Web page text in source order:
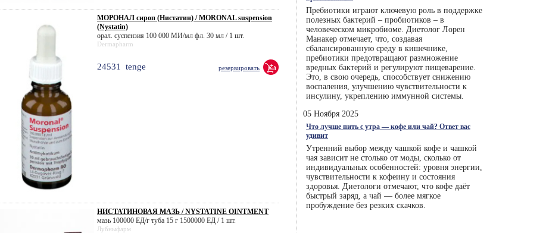
МОРОНАЛ сироп (Нистатин) / MORONAL suspension
(Nystatin)
орал. суспензия 100 000 МИ/мл фл. 30 мл / 1 шт.
Dermapharm
24531 tenge резервировать
НИСТАТИНОВАЯ МАЗЬ / NYSTATINE OINTMENT
мазь 100000 ЕД/г туба 15 г 1500000 ЕД / 1 шт.
Лубныфарм
Пребиотики играют ключевую роль в поддержке
полезных бактерий – пробиотиков – в
человеческом микробиоме. Диетолог Лорен
Манакер отмечает, что, создавая
сбалансированную среду в кишечнике,
пребиотики предотвращают размножение
вредных бактерий и регулируют пищеварение.
Это, в свою очередь, способствует снижению
воспаления, улучшению чувствительности к
инсулину, укреплению иммунной системы.
05 Ноября 2025
Что лучше пить с утра — кофе или чай? Ответ вас
удивит
Утренний выбор между чашкой кофе и чашкой
чая зависит не столько от моды, сколько от
индивидуальных особенностей: уровня энергии,
чувствительности к кофеину и состояния
здоровья. Диетологи отмечают, что кофе даёт
быстрый заряд, а чай — более мягкое
пробуждение без резких скачков.